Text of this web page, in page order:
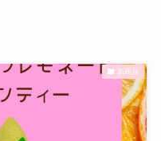
新商品